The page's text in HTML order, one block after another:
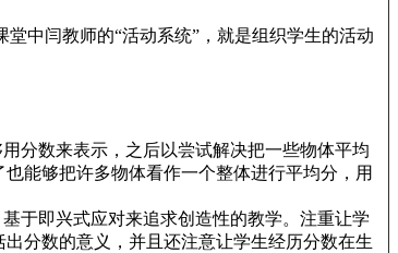
中闫教师的“活动系统”，就是组织学生的活动
分数来表示，之后以尝试解决把一些物体平均
能够把许多物体看作一个整体进行平均分，用
于即兴式应对来追求创造性的教学。注重让学
分数的意义，并且还注意让学生经历分数在生